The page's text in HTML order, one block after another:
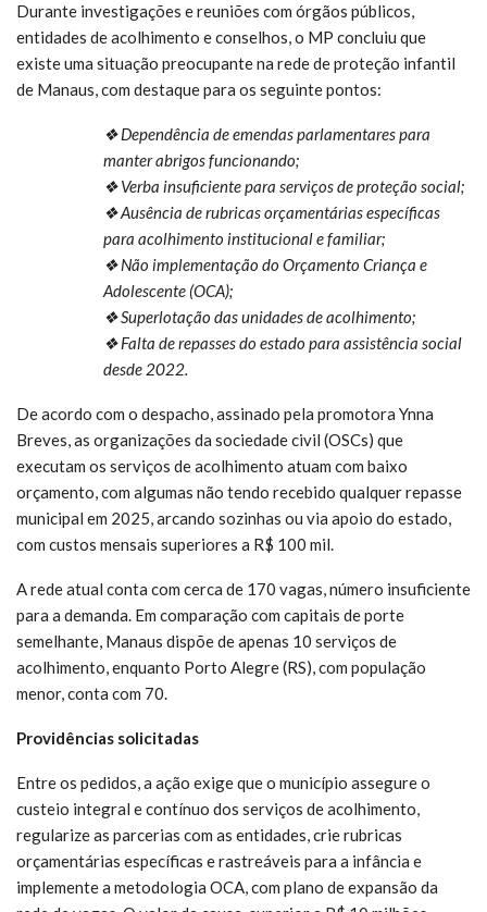
Durante investigações e reuniões com órgãos públicos,
entidades de acolhimento e conselhos, o MP concluiu que
existe uma situação preocupante na rede de proteção infantil
de Manaus, com destaque para os seguinte pontos:
❖ Dependência de emendas parlamentares para
manter abrigos funcionando;
❖ Verba insuficiente para serviços de proteção social;
❖ Ausência de rubricas orçamentárias específicas
para acolhimento institucional e familiar;
❖ Não implementação do Orçamento Criança e
Adolescente (OCA);
❖ Superlotação das unidades de acolhimento;
❖ Falta de repasses do estado para assistência social
desde 2022.
De acordo com o despacho, assinado pela promotora Ynna
Breves, as organizações da sociedade civil (OSCs) que
executam os serviços de acolhimento atuam com baixo
orçamento, com algumas não tendo recebido qualquer repasse
municipal em 2025, arcando sozinhas ou via apoio do estado,
com custos mensais superiores a R$ 100 mil.
A rede atual conta com cerca de 170 vagas, número insuficiente
para a demanda. Em comparação com capitais de porte
semelhante, Manaus dispõe de apenas 10 serviços de
acolhimento, enquanto Porto Alegre (RS), com população
menor, conta com 70.
Providências solicitadas
Entre os pedidos, a ação exige que o município assegure o
custeio integral e contínuo dos serviços de acolhimento,
regularize as parcerias com as entidades, crie rubricas
orçamentárias específicas e rastreáveis para a infância e
implemente a metodologia OCA, com plano de expansão da